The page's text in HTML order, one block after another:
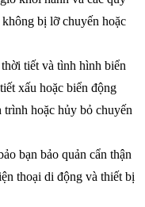
bị lỡ chuyến hoặc
tiết và tình hình biển
xấu hoặc biển động
hoặc hủy bỏ chuyến
bạn bảo quản cẩn thận
thoại di động và thiết bị